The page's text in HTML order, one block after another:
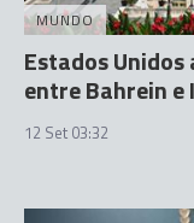
MUNDO
Estados
entre Bahrein e
12 Set 03:32